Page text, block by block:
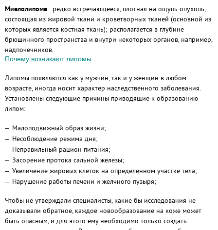
Миелолипома- редко встречающееся, плотная на ощупь опухоль,
состоящая из жировой ткани и кроветворных тканей (основной из
которых является костная ткань); располагается в глубине
брюшинного пространства и внутри некоторых органов, например,
надпочечников.
Почему возникают липомы
Липомы появляются как у мужчин, так и у женщин в любом
возрасте, иногда носит характер наследственного заболевания.
Установлены следующие причины приводящие к образованию
липом:
Малоподвижный образ жизни;
Несоблюдение режима дня;
Неправильный рацион питания;
Засорение протока сальной железы;
Увеличение жировых клеток на определенном участке тела;
Нарушение работы печени и желчного пузыря;
Чтобы не утверждали специалисты, какие бы исследования не
доказывали обратное, каждое новообразование на коже может
быть опасным, и для этого ему необходимо только создать